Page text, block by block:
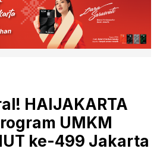
HAIJAKARTA
UMKM
ke-499 Jakarta